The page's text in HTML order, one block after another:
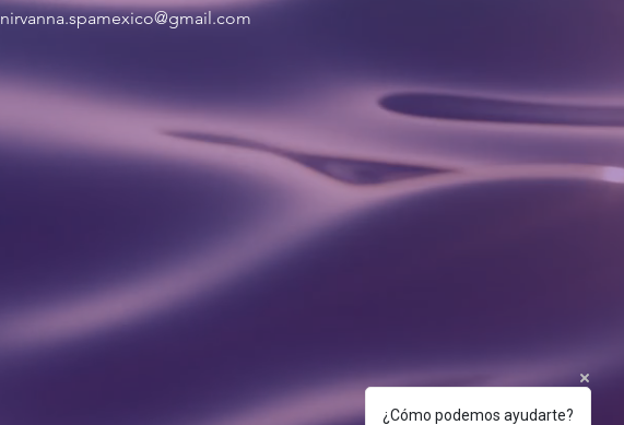
nirvanna.spamexico@gmail.com
¿Cómo podemos ayudarte?